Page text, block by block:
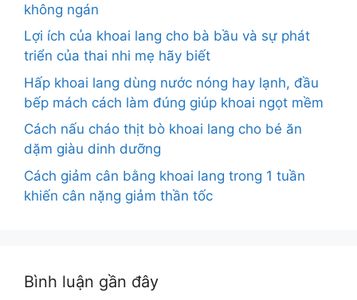
không ngán
Lợi ích của khoai lang cho bà bầu và sự phát
triển của thai nhi mẹ hãy biết
Hấp khoai lang dùng nước nóng hay lạnh, đầu
bếp mách cách làm đúng giúp khoai ngọt mềm
Cách nấu cháo thịt bò khoai lang cho bé ăn
dặm giàu dinh dưỡng
Cách giảm cân bằng khoai lang trong 1 tuần
khiến cân nặng giảm thần tốc
Bình luận gần đây